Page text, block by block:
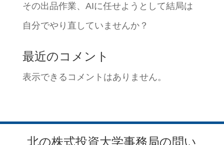
その出品作業、AIに任せようとして結局は
自分でやり直していませんか？
最近のコメント
表示できるコメントはありません。
北の株式投資大学事務局の問い